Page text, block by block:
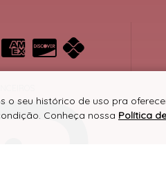
o seu histórico de uso pra
Conheça nossa Política